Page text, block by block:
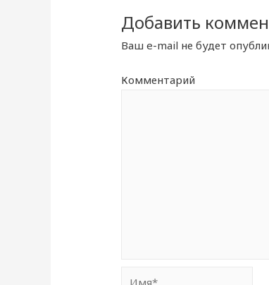
Добавить
Ваш e-mail не будет
Комментарий